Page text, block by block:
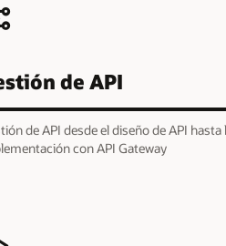
de API
de API desde el diseño de API hasta
con API Gateway